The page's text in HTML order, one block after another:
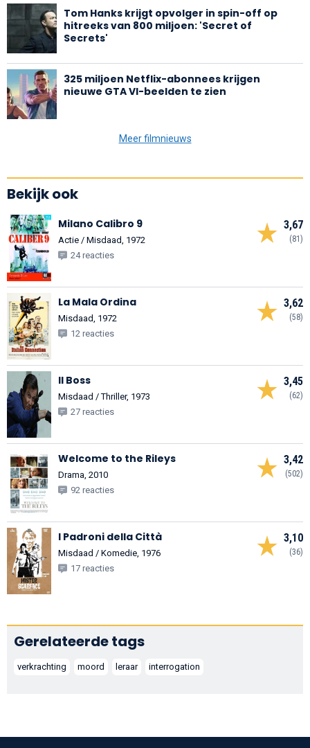
Tom Hanks krijgt opvolger in spin-off op
hitreeks van 800 miljoen: 'Secret of
Secrets'
325 miljoen Netflix-abonnees krijgen
nieuwe GTA VI-beelden te zien
Meer filmnieuws
Bekijk ook
3,67
(81)
Milano Calibro 9
Actie / Misdaad, 1972
24 reacties
3,62
(58)
La Mala Ordina
Misdaad, 1972
12 reacties
3,45
(62)
Il Boss
Misdaad / Thriller, 1973
27 reacties
3,42
(502)
Welcome to the Rileys
Drama, 2010
92 reacties
3,10
(36)
I Padroni della Città
Misdaad / Komedie, 1976
17 reacties
Gerelateerde tags
verkrachting moord leraar interrogation